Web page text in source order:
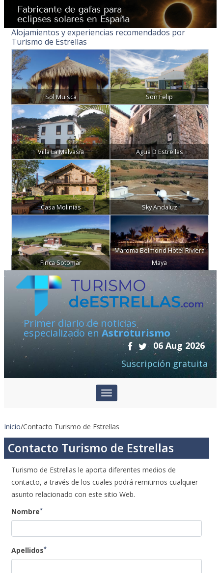
Alojamientos y experiencias recomendados por
Turismo de Estrellas
Sol Muisca Son Felip
Villa La Malvasía Agua D Estrellas
Casa Moliniás Sky Andaluz
Finca Sotomar
Maroma Belmond Hotel Riviera
Maya
Primer diario de noticias
especializado en Astroturismo
06 Aug 2026
Suscripción gratuita
Inicio/Contacto Turismo de Estrellas
Contacto Turismo de Estrellas
Turismo de Estrellas le aporta diferentes medios de
contacto, a través de los cuales podrá remitirnos cualquier
asunto relacionado con este sitio Web.
Nombre*
Apellidos*